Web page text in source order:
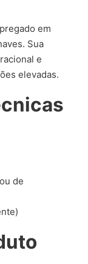
em
Sua
e
elevadas.
de